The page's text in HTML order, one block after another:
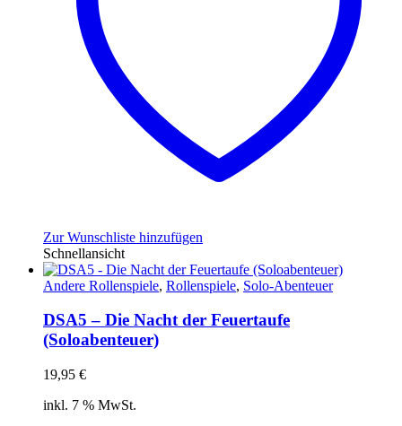
Zur Wunschliste hinzufügen
Schnellansicht
Andere Rollenspiele, Rollenspiele, Solo-Abenteuer
DSA5 – Die Nacht der Feuertaufe
(Soloabenteuer)
19,95 €
inkl. 7 % MwSt.